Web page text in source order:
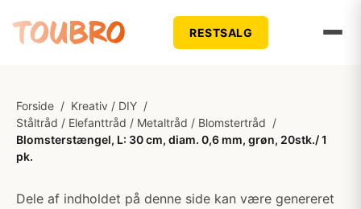
RESTSALG
Forside / Kreativ / DIY /
Ståltråd / Elefanttråd / Metaltråd / Blomstertråd /
Blomsterstængel, L: 30 cm, diam. 0,6 mm, grøn, 20stk./ 1
pk.
Dele af indholdet på denne side kan være genereret